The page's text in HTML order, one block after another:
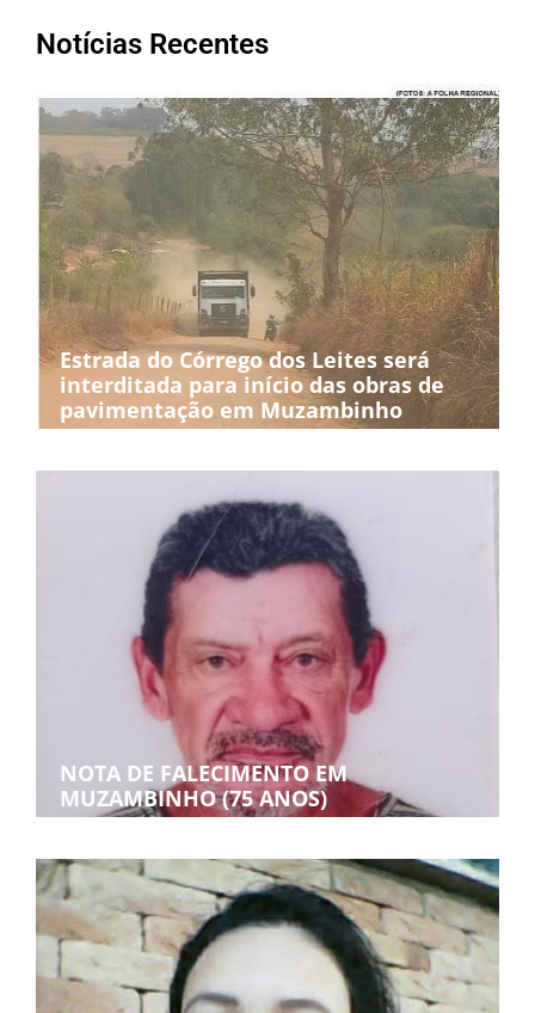
Notícias Recentes
Estrada do Córrego dos Leites será
interditada para início das obras de
pavimentação em Muzambinho
NOTA DE FALECIMENTO EM
MUZAMBINHO (75 ANOS)